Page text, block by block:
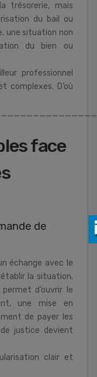
trésorerie, mais
du bail ou
une situation non
du bien ou
professionnel
complexes. D’où
face
de
échange avec le
la situation.
d’ouvrir le
une mise en
de payer les
justice devient
clair et